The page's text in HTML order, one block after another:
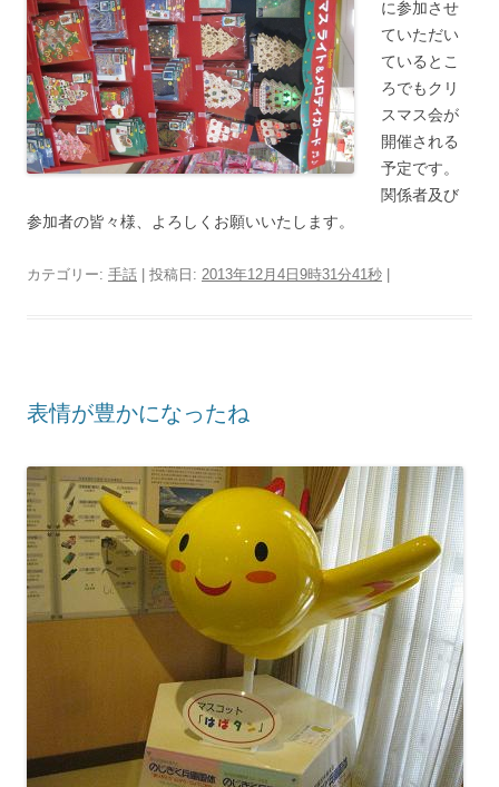
に参加させ
ていただい
ているとこ
ろでもクリ
スマス会が
開催される
予定です。
関係者及び
参加者の皆々様、よろしくお願いいたします。
カテゴリー: 手話 | 投稿日: 2013年12月4日9時31分41秒
表情が豊かになったね